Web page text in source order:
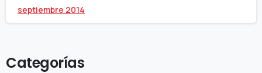
septiembre 2014
Categorías